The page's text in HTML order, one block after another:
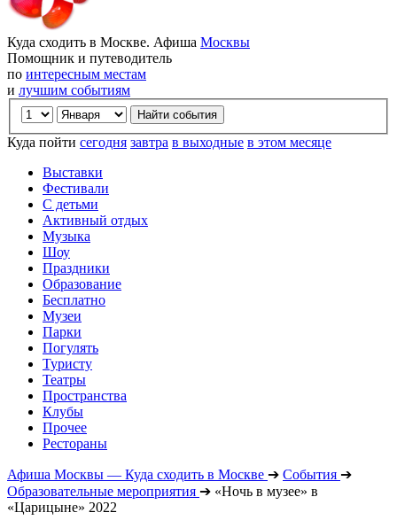
Куда сходить в Москве. Афиша Москвы
Помощник и путеводитель
по интересным местам
и лучшим событиям
Куда пойти сегодня завтра в выходные в этом месяце
Выставки
Фестивали
С детьми
Активный отдых
Музыка
Шоу
Праздники
Образование
Бесплатно
Музеи
Парки
Погулять
Туристу
Театры
Пространства
Клубы
Прочее
Рестораны
Афиша Москвы — Куда сходить в Москве ➔ События ➔
Образовательные мероприятия ➔ «Ночь в музее» в
«Царицыне» 2022